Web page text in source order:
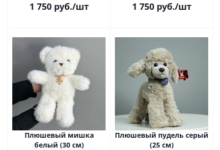
1 750руб./шт 1 750руб./шт
Плюшевый мишка
белый (30 см)
Плюшевый пудель серый
(25 см)